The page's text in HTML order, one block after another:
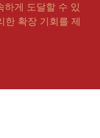
하게 도달할 수 있
한 확장 기회를 제